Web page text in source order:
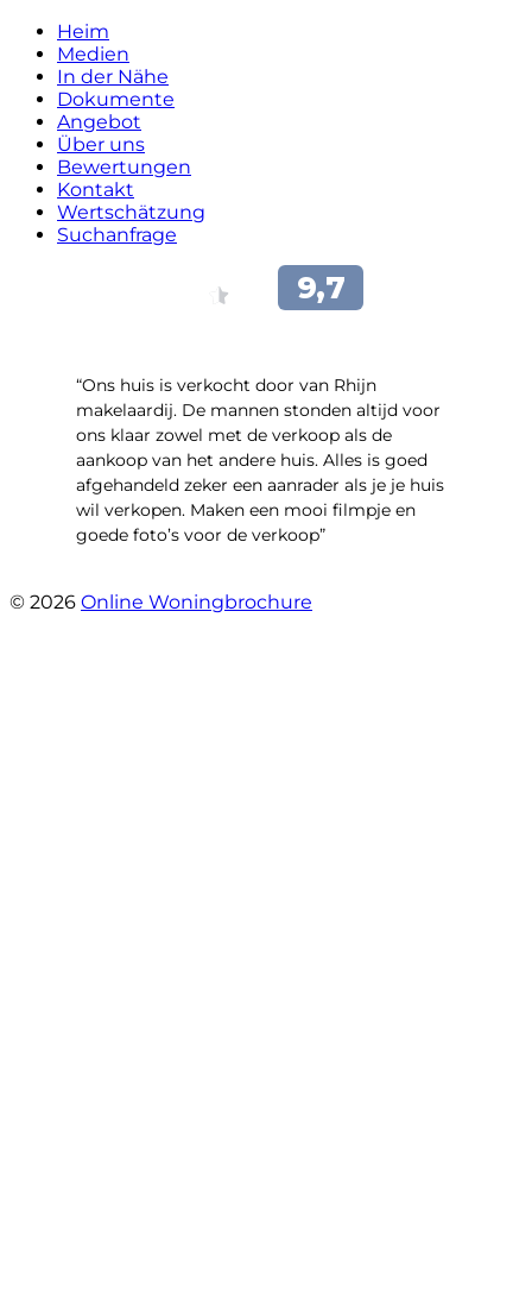
Heim
Medien
In der Nähe
Dokumente
Angebot
Über uns
Bewertungen
Kontakt
Wertschätzung
Suchanfrage
“Ons huis is verkocht door van Rhijn
makelaardij. De mannen stonden altijd voor
ons klaar zowel met de verkoop als de
aankoop van het andere huis. Alles is goed
afgehandeld zeker een aanrader als je je huis
wil verkopen. Maken een mooi filmpje en
goede foto’s voor de verkoop”
© 2026 Online Woningbrochure